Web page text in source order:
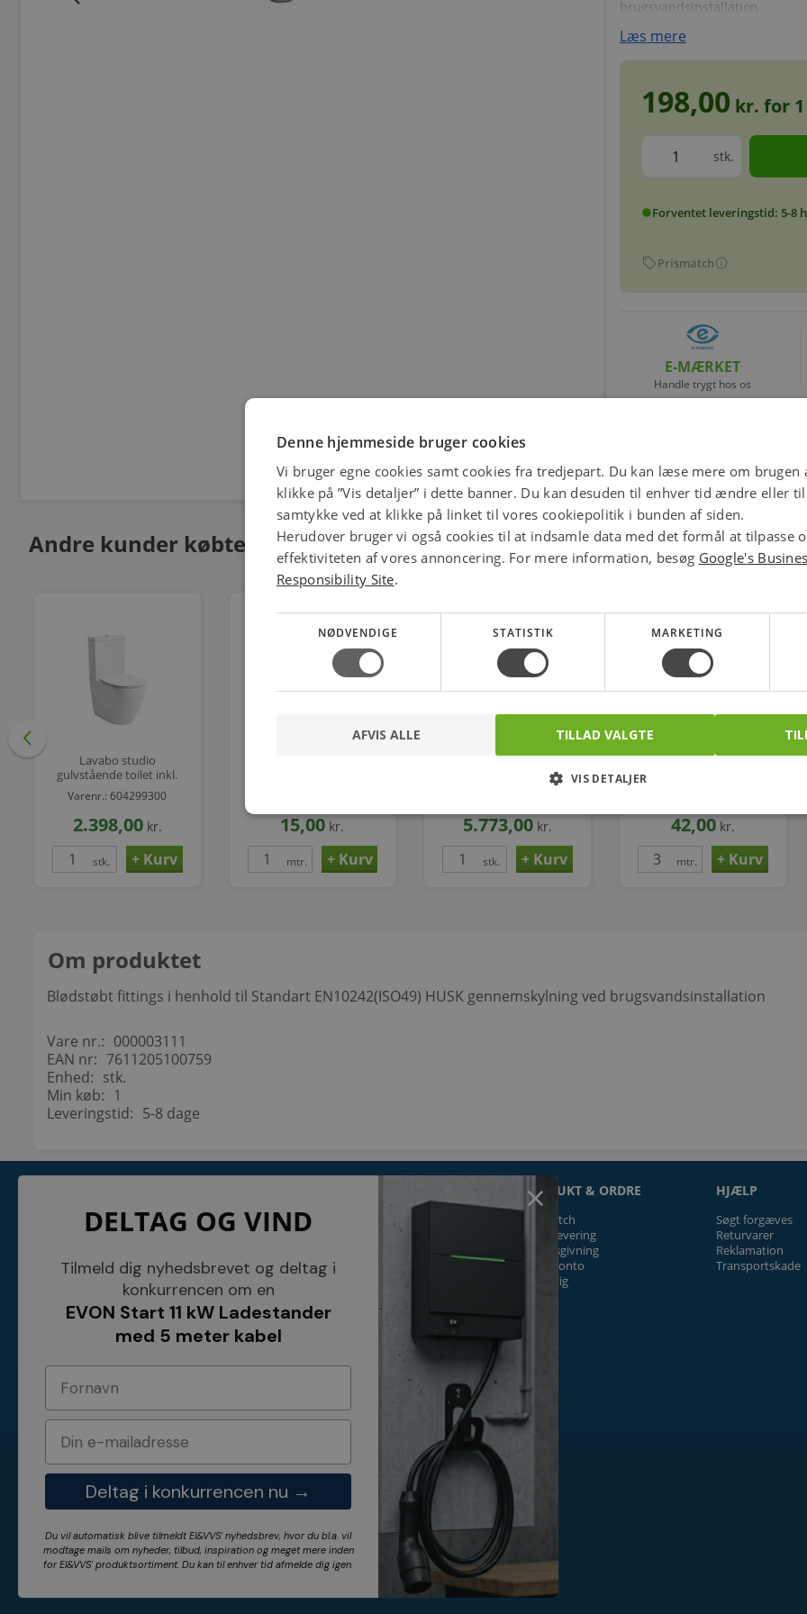
brugsvandsinstallation
Læs mere
198,00 kr. for 1
stk.
circleForventet leveringstid: 5-8
sellPrismatchinfo
E-MÆRKET
Handle trygt hos os
4.1
Andre kunder købte også
Lavabo studio
gulvstående toilet inkl.
slim sæde
820x620x360mm 4/6l
skjult lås hvid
Varenr.: 604299300
2.398,00 kr.
stk.
15,00 kr.
mtr.
Panasonic S-36PY3E
varmepumpe 3,5 kW
køl. Luft/luft. freemulti,
Ekskl. panel. Indedel
5.773,00 kr.
stk.
Plastrør Pvc 10/8mm
42,00 kr.
mtr.
Om produktet
Blødstøbt fittings i henhold til Standart EN10242(ISO49) HUSK gennemskylning ved brugsvandsinstallation
Vare nr.: 000003111
EAN nr: 7611205100759
Enhed: stk.
Min køb: 1
Leveringstid: 5-8 dage
NETSALG EL & VVS APS
Søndergårdsvej 44
Danmark
E-mail: info@elvvs.dk
Åbningstider
Bankoplysninger
Privatlivspolitik
PRODUKT & ORDRE
Prismatch
Fragt/levering
Tilbudsgivning
Firmakonto
Offentlig
HJÆLP
Søgt forgæves
Returvarer
Reklamation
Transportskade
Denne hjemmeside bruger cookies
Vi bruger egne cookies samt cookies fra tredjepart. Du kan læse mere om brugen
klikke på ”Vis detaljer” i dette banner. Du kan desuden til enhver tid ændre eller
samtykke ved at klikke på linket til vores cookiepolitik i bunden af siden.
Herudover bruger vi også cookies til at indsamle data med det formål at tilpasse
effektiviteten af vores annoncering. For mere information, besøg Google's
Responsibility Site.
NØDVENDIGE STATISTIK MARKETING
TILLAD VALGTE
AFVIS ALLE
VIS DETALJER
DELTAG OG VIND
Tilmeld dig nyhedsbrevet og deltag i
konkurrencen om en
EVON Start 11 kW Ladestander
med 5 meter kabel
Deltag i konkurrencen nu →
Du vil automatisk blive tilmeldt El&VVS' nyhedsbrev, hvor du bl.a. vil
modtage mails om nyheder, tilbud, inspiration og meget mere inden
for El&VVS' produktsortiment. Du kan til enhver tid afmelde dig igen.